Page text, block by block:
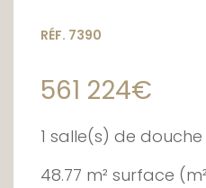
RÉF. 7390
561 224€
1 salle(s) de douche
48.77 m² surface